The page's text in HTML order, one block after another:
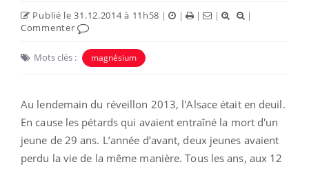
Publié le 31.12.2014 à 11h58 | | | |
|
Commenter
Mots clés : magnésium
Au lendemain du réveillon 2013, l'Alsace était en deuil.
En cause les pétards qui avaient entraîné la mort d'un
jeune de 29 ans. L’année d’avant, deux jeunes avaient
perdu la vie de la même manière. Tous les ans, aux 12